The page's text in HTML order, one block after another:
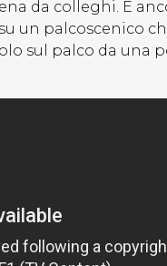
da colleghi. E
un palcoscenico
sul palco da una